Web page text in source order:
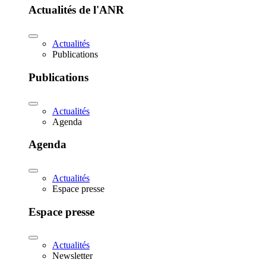
Actualités de l'ANR
Actualités
Publications
Publications
Actualités
Agenda
Agenda
Actualités
Espace presse
Espace presse
Actualités
Newsletter